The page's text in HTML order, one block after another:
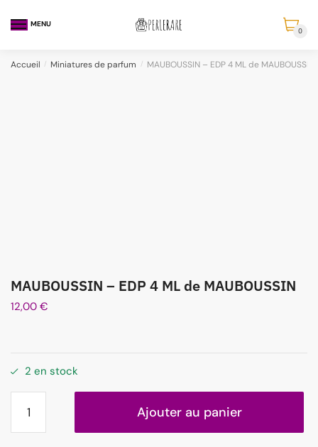
MENU
0
Accueil / Miniatures de parfum / MAUBOUSSIN – EDP 4 ML de MAUBOUSSIN
MAUBOUSSIN – EDP 4 ML de MAUBOUSSIN
12,00 €
2 en stock
Ajouter au panier